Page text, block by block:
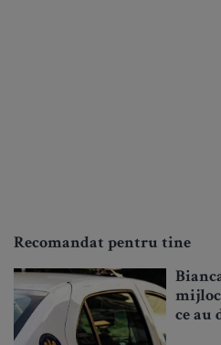
Recomandat pentru tine
ce au